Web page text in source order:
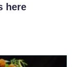
here